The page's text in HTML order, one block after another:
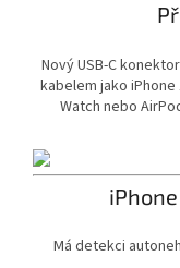
Nový USB-C
kabelem jako
Watch nebo
Má detekci